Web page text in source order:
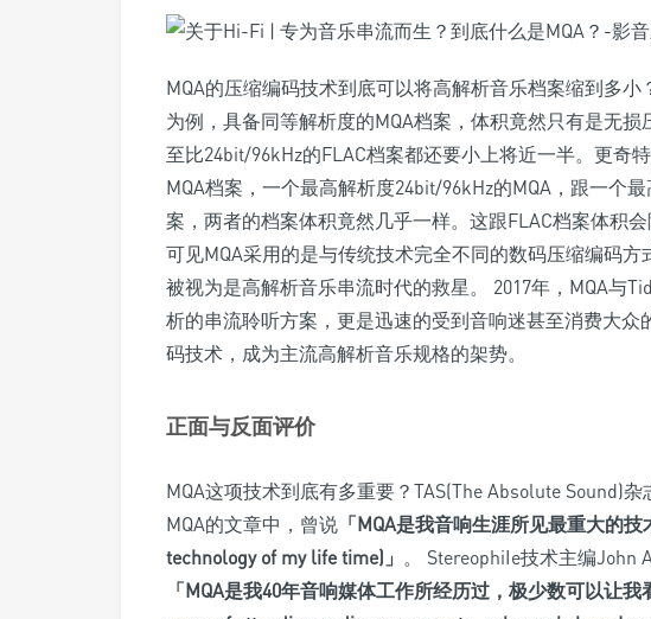
MQA的压缩编码技术到底可以将高解析音乐档案缩到多
为例，具备同等解析度的MQA档案，体积竟然只有是无
至比24bit/96kHz的FLAC档案都还要小上将近一半。更奇
MQA档案，一个最高解析度24bit/96kHz的MQA，跟一个
案，两者的档案体积竟然几乎一样。这跟FLAC档案体积
可见MQA采用的是与传统技术完全不同的数码压缩编码
被视为是高解析音乐串流时代的救星。 2017年，MQA与
析的串流聆听方案，更是迅速的受到音响迷甚至消费大
码技术，成为主流高解析音乐规格的架势。
正面与反面评价
MQA这项技术到底有多重要？TAS(The Absolute Sound)
MQA的文章中，曾说 「MQA是我音响生涯所见最重大的
technology of my life time)」 。 StereophiIe技术主编John
「MQA是我40年音响媒体工作所经历过，极少数可以让